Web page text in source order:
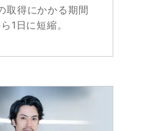
取得にかかる期間
1日に短縮。